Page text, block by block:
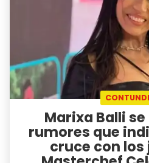
Marixa Balli
rumores que
cruce con los